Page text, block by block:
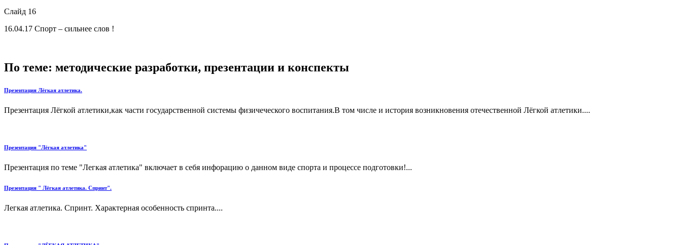
Слайд 16
16.04.17 Спорт – сильнее слов !
По теме: методические разработки, презентации и конспекты
Презентация Лёгкая атлетика.
Презентация Лёгкой атлетики,как части государственной системы физичеческого воспитания.В том числе и история возникновения отечественной Лёгкой атлетики....
Презентация "Лёгкая атлетика"
Презентация по теме "Легкая атлетика" включает в себя инфорацию о данном виде спорта и процессе подготовки!...
Презентация " Лёгкая атлетика. Спринт".
Легкая атлетика. Спринт. Характерная особенность спринта....